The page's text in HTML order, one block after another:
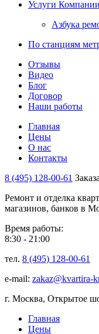
Услуги Компании
Азбука
По станциям
Отзывы
Видео
Блог
Договор
Наши работы
Главная
Цены
О нас
Контакты
8 (495) 128-00-61
Ремонт и отделка
магазинов, банков в
Время работы:
8:30 - 21:00
тел. 8 (495) 128-00-61
e-mail: zakaz@kvartira-
г. Москва, Открытое
Главная
Цены